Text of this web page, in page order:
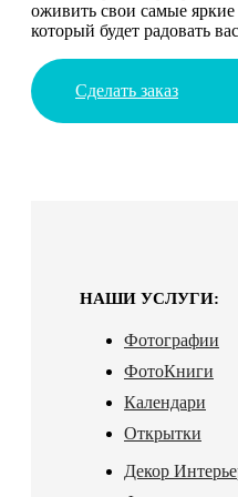
оживить свои самые
который будет радовать
Сделать заказ
НАШИ УСЛУГИ:
Фотографии
ФотоКниги
Календари
Открытки
Декор